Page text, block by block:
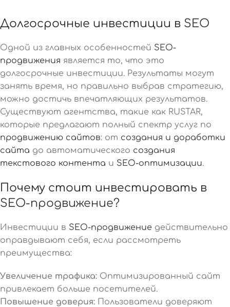
Долгосрочные инвестиции в SEO
Одной из главных особенностей SEO-
продвижения является то, что это
долгосрочные инвестиции. Результаты могут
занять время, но правильно выбрав стратегию,
можно достичь впечатляющих результатов.
Существуют агентства, такие как RUSTAR,
которые предлагают полный спектр услуг по
продвижению сайтов: от создания и доработки
сайта до автоматического создания
текстового контента и SEO-оптимизации.
Почему стоит инвестировать в
SEO-продвижение?
Инвестиции в SEO-продвижение действительно
оправдывают себя, если рассмотреть
преимущества:
Увеличение трафика: Оптимизированный сайт
привлекает больше посетителей.
Повышение доверия: Пользователи доверяют